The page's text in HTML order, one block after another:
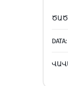
DATA: